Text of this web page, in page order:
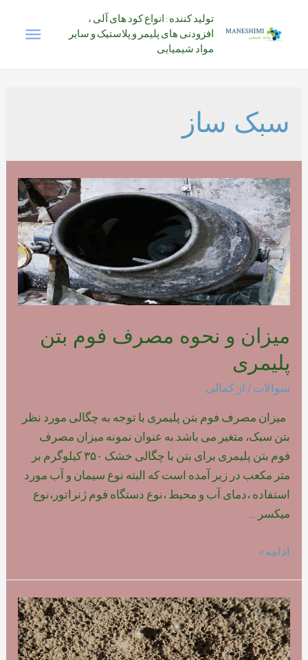
تولید کننده : انواع کود های آلی ،
افزودنی های پلیمر و پلاستیک و سایر
مواد شیمیایی
سبک ساز
میزان و نحوه مصرف فوم بتن
پلیمری
سوالات / از کمالی
میزان مصرف فوم بتن پلیمری با توجه به چگالی مورد نظر
بتن سبک، متغیر می باشد.به عنوان نمونه میزان مصرف
فوم بتن پلیمری برای بتن با چگالی خشک ۳۵۰ کیلوگرم بر
متر مکعب در زیر آمده است که البته نوع سیمان و آب مورد
استفاده ،دمای آب و محیط ،نوع دستگاه فوم ژنراتور،نوع
میکسر …
میزان
مصرف
فوم
بتن
ادامه »